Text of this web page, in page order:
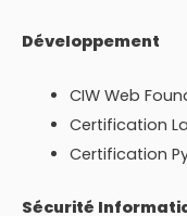
Développement
CIW Web
Certification
Certification
Sécurité